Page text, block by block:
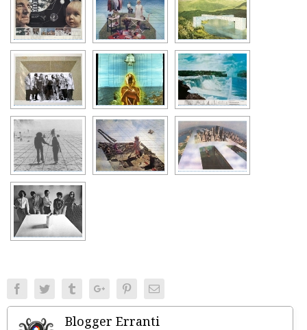
FacebookTwitter TumblrGoogle+PinterestEmail
Blogger Erranti